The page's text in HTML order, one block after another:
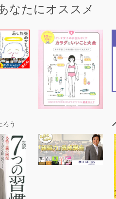
なたにオススメ
ろう